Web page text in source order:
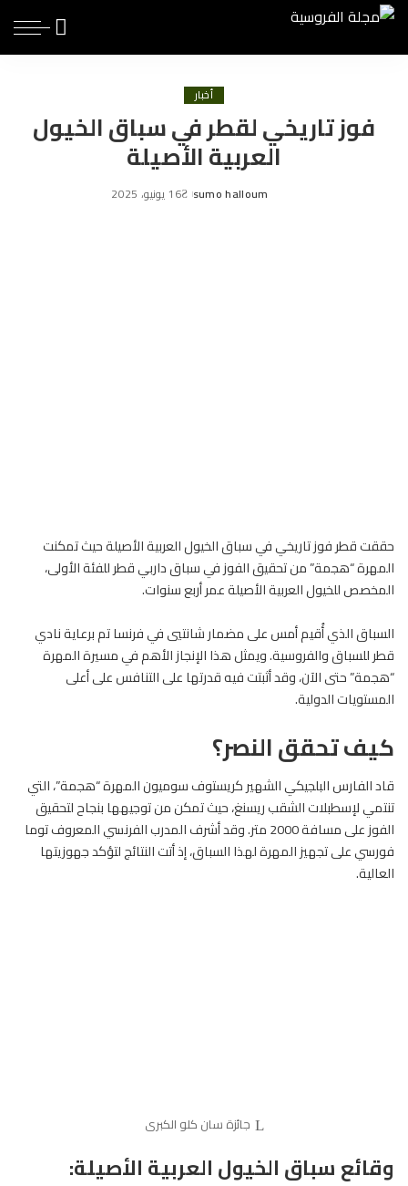
أخبار
فوز تاريخي لقطر في سباق الخيول
العربية الأصيلة
Posted
sumo halloum 16 يونيو، 2025
حققت قطر فوز تاريخي في سباقالخيولالعربية الأصيلة حيث تمكنت
المهرة “هجمة” من تحقيق الفوز في سباق داربي قطر للفئة الأولى،
المخصص للخيول العربية الأصيلة عمر أربع سنوات.
السباق الذي أُقيم أمس على مضمار شانتيي في فرنسا تم برعاية نادي
قطر للسباق والفروسية. ويمثل هذا الإنجاز الأهم في مسيرة المهرة
“هجمة” حتى الآن، وقد أثبتت فيه قدرتها على التنافس على أعلى
المستويات الدولية.
كيف تحقق النصر؟
قاد الفارس البلجيكي الشهير كريستوف سوميون المهرة “هجمة”، التي
تنتمي لإسطبلات الشقب ريسنغ، حيث تمكن من توجيهها بنجاح لتحقيق
الفوز على مسافة 2000 متر. وقد أشرف المدرب الفرنسي المعروف توما
فورسي على تجهيز المهرة لهذا السباق، إذ أتت النتائج لتؤكد جهوزيتها
العالية.
جائزة سان كلو الكبرى
وقائع سباق الخيول العربية الأصيلة: